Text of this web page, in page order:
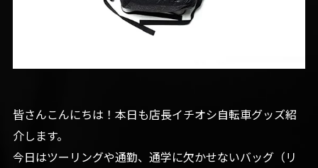
皆さんこんにちは！本日も店長イチオシ自転車グッズ紹
介します。
今日はツーリングや通勤、通学に欠かせないバッグ（リ